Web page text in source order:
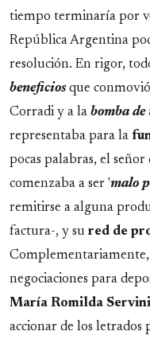
tiempo terminaría por
República Argentina
resolución. En rigor,
beneficiosque conmovió
Corradi y a la bomba de
representaba para la
pocas palabras, el
comenzaba a ser 'malo
remitirse a alguna
factura-, y su red de
negociaciones para
María Romilda
accionar de los letrados